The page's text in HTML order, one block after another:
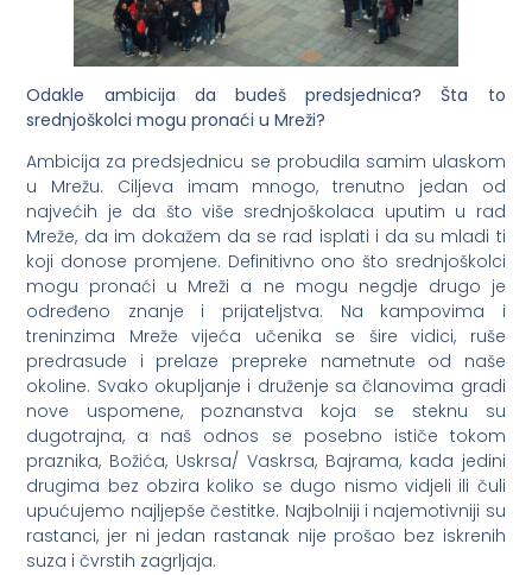
Odakle ambicija da budeš predsjednica? Šta to
srednjoškolci mogu pronaći u Mreži?
Ambicija za predsjednicu se probudila samim ulaskom
u Mrežu. Ciljeva imam mnogo, trenutno jedan od
najvećih je da što više srednjoškolaca uputim u rad
Mreže, da im dokažem da se rad isplati i da su mladi ti
koji donose promjene. Definitivno ono što srednjoškolci
mogu pronaći u Mreži a ne mogu negdje drugo je
određeno znanje i prijateljstva. Na kampovima i
treninzima Mreže vijeća učenika se šire vidici, ruše
predrasude i prelaze prepreke nametnute od naše
okoline. Svako okupljanje i druženje sa članovima gradi
nove uspomene, poznanstva koja se steknu su
dugotrajna, a naš odnos se posebno ističe tokom
praznika, Božića, Uskrsa/ Vaskrsa, Bajrama, kada jedini
drugima bez obzira koliko se dugo nismo vidjeli ili čuli
upućujemo najljepše čestitke. Najbolniji i najemotivniji su
rastanci, jer ni jedan rastanak nije prošao bez iskrenih
suza i čvrstih zagrljaja.